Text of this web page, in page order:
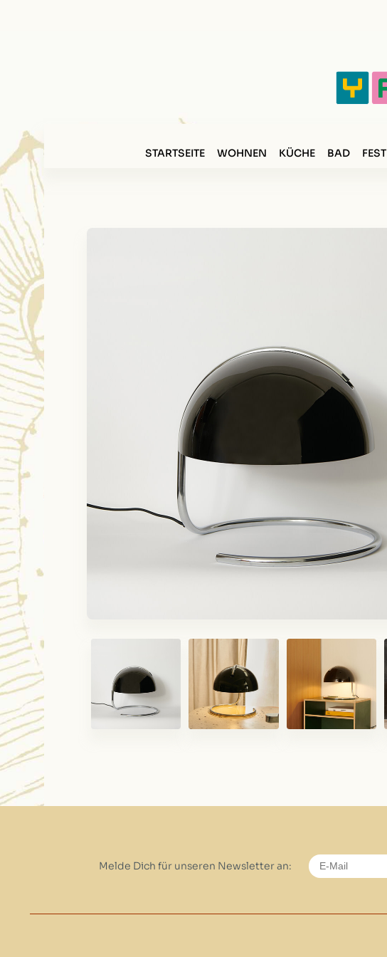
STARTSEITE WOHNEN KÜCHE BAD FEST
Melde Dich für unseren Newsletter an: